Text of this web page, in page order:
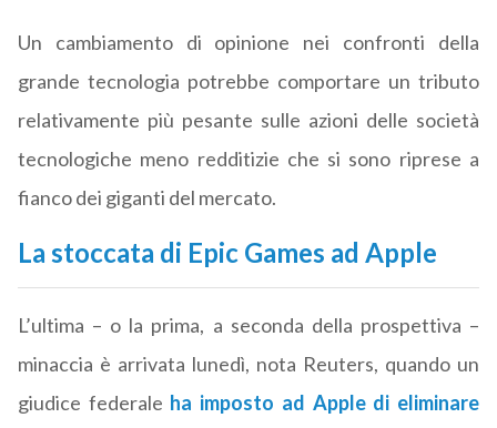
Un cambiamento di opinione nei confronti della
grande tecnologia potrebbe comportare un tributo
relativamente più pesante sulle azioni delle società
tecnologiche meno redditizie che si sono riprese a
fianco dei giganti del mercato.
La stoccata di Epic Games ad Apple
L’ultima – o la prima, a seconda della prospettiva –
minaccia è arrivata lunedì, nota Reuters, quando un
giudice federale ha imposto ad Apple di eliminare